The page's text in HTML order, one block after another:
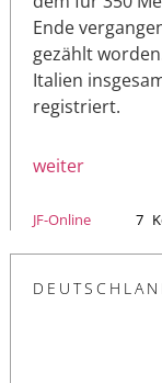
Ende
gezählt
Italien
registriert.
weiter
JF-Online 7